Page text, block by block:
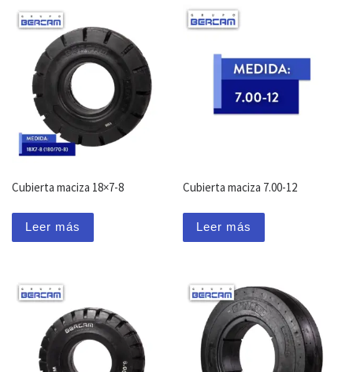
Cubierta maciza 18×7-8
Leer más
Cubierta maciza 7.00-12
Leer más